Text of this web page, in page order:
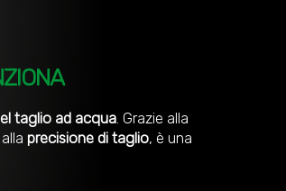
taglio ad acqua . Grazie alla
precisione di taglio, è una